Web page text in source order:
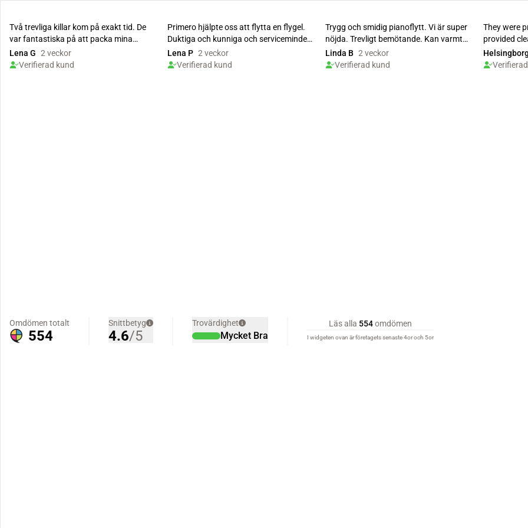
Två trevliga killar kom på exakt tid. De
var fantastiska på att packa mina
möbler och anvä...
Lena G 2 veckor
Verifierad kund
Primero hjälpte oss att flytta en flygel.
Duktiga och kunniga och serviceminded.
Kan rekom...
Lena P 2 veckor
Verifierad kund
Trygg och smidig pianoflytt. Vi är super
nöjda. Trevligt bemötande. Kan varmt
rekommende...
Linda B 2 veckor
Verifierad kund
They were
provided
Omdömen totalt
554
Snittbetyg
4.6/5
Trovärdighet
Mycket Bra
Läs alla 554omdömen
I widgeten ovan är företagets senaste 4or och 5or